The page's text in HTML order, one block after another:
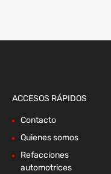
ACCESOS RÁPIDOS
Contacto
Quienes somos
Refacciones
automotrices